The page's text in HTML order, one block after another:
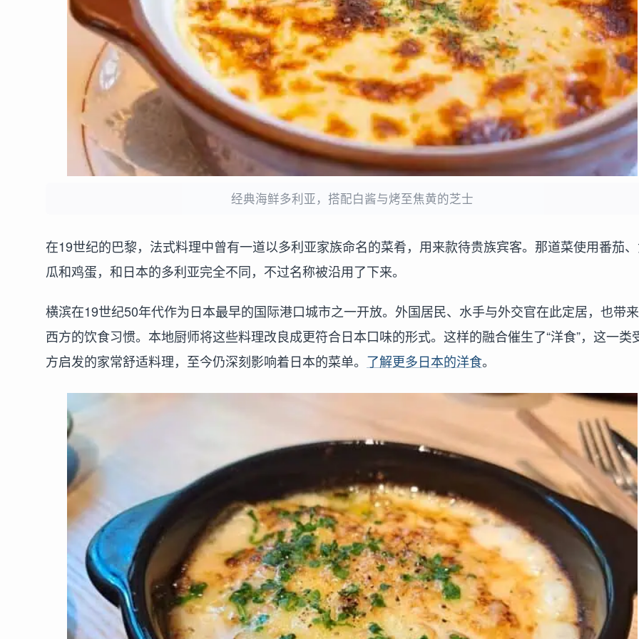
经典海鲜多利亚，搭配白酱与烤至焦黄的芝士
在19世纪的巴黎，法式料理中曾有一道以多利亚家族命名的菜肴，用来款待贵族宾客。那道菜使用番茄
瓜和鸡蛋，和日本的多利亚完全不同，不过名称被沿用了下来。
横滨在19世纪50年代作为日本最早的国际港口城市之一开放。外国居民、水手与外交官在此定居，也带
西方的饮食习惯。本地厨师将这些料理改良成更符合日本口味的形式。这样的融合催生了“洋食”，这一类
方启发的家常舒适料理，至今仍深刻影响着日本的菜单。 了解更多日本的洋食。